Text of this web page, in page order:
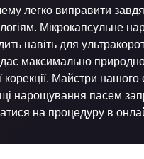
легко виправити
Мікрокапсульне
навіть для
максимально
корекції. Майстри нашого
нарощування пасем
на процедуру в